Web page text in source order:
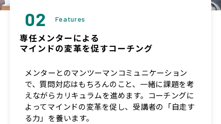
02 Features
専任メンターによる
マインドの変革を促すコーチング
メンターとのマンツーマンコミュニケーション
で、質問対応はもちろんのこと、一緒に課題を考
えながらカリキュラムを進めます。コーチングに
よってマインドの変革を促し、受講者の「自走す
る力」を養います。